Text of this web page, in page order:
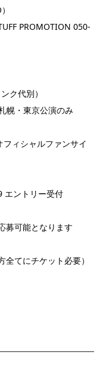
PROMOTION 050-
ク代別）
幌・東京公演のみ
ィシャルファンサイ
エントリー受付
募可能となります
てにチケット必要）